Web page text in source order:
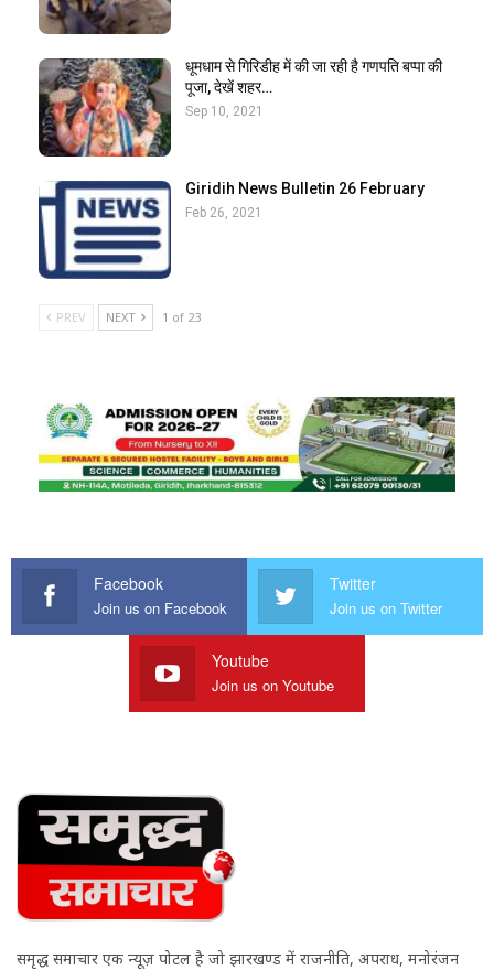
धूमधाम से गिरिडीह में की जा रही है गणपति बप्पा की
पूजा, देखें शहर…
Sep 10, 2021
Giridih News Bulletin 26 February
Feb 26, 2021
PREV NEXT 1 of 23
Facebook
Join us on Facebook
Twitter
Join us on Twitter
Youtube
Join us on Youtube
समृद्ध समाचार एक न्यूज़ पोर्टल है जो झारखण्ड में राजनीति, अपराध, मनोरंजन